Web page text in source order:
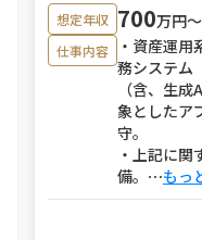
想定年収 700万円〜
仕事内容
・資産運
務システム
（含、生成
象としたア
守。
・上記に
備。 ⋯もっ